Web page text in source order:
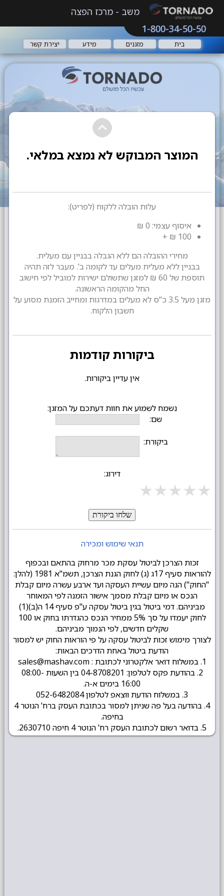
משב - מרכז הפצה
1-800-34-50-50
בית מזגנים מידע יצירת קשר
המוצר המבוקש לא נמצא במלאי.
עלות הובלה ללקוח (לפריט):
איסוף עצמי: 0 ₪
100 ₪ +
מחירי ההובלה הם ללא הגבלה בבניין עם מעלית.
בבניין ללא מעלית מעלים עד לקומה ב'. מעבר לזה תהיה
תוספת של 60 ₪ למזגן שתשולם ישירות למוביל לפי חישוב
החל מהקומה הראשונה.
מזגן מעל 3.5 כ"ס לא מעלים במדרגות ומחייב הזמנת מסוע על
חשבון הלקוח.
ביקורות קודמות
אין עדיין ביקורות.
נשמח לשמוע את חוות דעתכם על המזגן:
שם:
ביקורת:
דירוג:
★★★★★
שלחו ביקורת
תנאי שימוש ומכירה
זכות הצרכן לביטול עסקת מכר מרחוק בהתאם ובכפוף
להוראות סעיף 17ג (ג) לחוק הגנת הצרכן, תשמ"א 1981 (להלן:
"החוק") הנה מיום עשיית העסקה ועד ארבע עשרה מיום קבלת
הנכס או מיום קבלת מסמך אישור הזמנה לפי המאוחר
מביניהם. דמי ביטול בגין ביטול עסקה ע"פ סעיף 14 ה(ב)(1)
לחוק יעמדו על סך 5% ממחיר הנכס כהגדרתו בחוק או 100
שקלים חדשים, לפי הנמוך מביניהם.
לצורך מימוש זכות לביטול עסקה על פי הוראות החוק יש למסור
הודעת ביטול באחת הדרכים הבאות:
1. במשלוח דואר אלקטרוני לכתובת : sales@mashav.com
2. בהודעת פקס לטלפון: 04-8708201 בין השעות 08:00-
16:00 בימים א-ה.
3. במשלוח הודעת ווצאפ לטלפון 052-6482084
4. בהודעה בעל פה שניתן למסור בכתובת העסק ברח' הנוטר 4
בחיפה.
5. בדואר רשום לכתובת העסק רח' הנוטר 4 חיפה 2630710.